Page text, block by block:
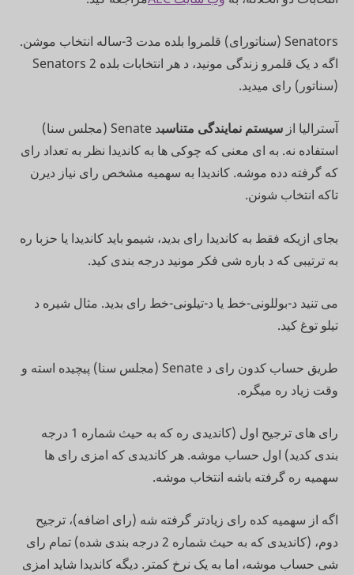
Senators (سناتورای) قلمروا بلده مدت 3-ساله انتخاب موشن.
اگه د یک قلمرو زندگی مونید، د هر انتخابات بلده 2 Senators
(سناتور) رای میدید.
آسترالیا از سیستم نمایندگی متناسب
د Senate (مجلس سنا)
استفاده نه. به ای معنی که چوکی ها به کاندیدا نظر به تعداد رای
که گرفته دده موشه. کاندیدا به سهمیه مشخص رای نیاز دیرن
تاکه انتخاب شونن.
بجای ازیکه فقط به کاندیدا رای بدید، شیمو باید کاندیدا یا حزبا ره
به ترتیبی که د باره شی فکر مونید درجه بندی کید.
می تنید د-بوللونی-خط یا د-تیلونی-خط رای بدید. مثال شیره د
تیلو توغ کید.
طریق حساب کدون رای د Senate (مجلس سنا) پیچیده استه و
وقت زیاد ره میگره.
رای های ترجیح اول (کاندیدی ره که به حیث شماره 1 درجه
بندی کدید) اول حساب موشه. هر کاندیدی که امزی رای ها
سهمیه ره گرفته باشه انتخاب موشه.
اگه از سهمیه کده رای زیادتر گرفته شه (رای اضافه)، ترجیح
دوم، (کاندیدی که به حیث شماره 2 درجه بندی شده) تمام رای
شی حساب موشه، اما به یک نرخ کمتر. دیگه کاندیدا شاید امزی